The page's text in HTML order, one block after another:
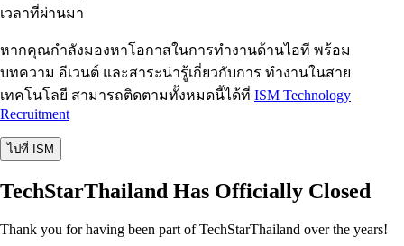
เวลาที่ผ่านมา
หากคุณกำลังมองหาโอกาสในการทำงานด้านไอที พร้อม
บทความ อีเวนต์ และสาระน่ารู้เกี่ยวกับการ ทำงานในสาย
เทคโนโลยี สามารถติดตามทั้งหมดนี้ได้ที่ ISM Technology
Recruitment
ไปที่ ISM
TechStarThailand Has Officially Closed
Thank you for having been part of TechStarThailand over the years!